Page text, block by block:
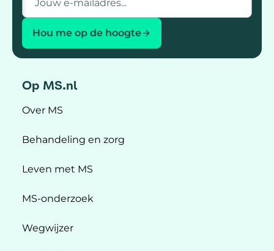
Hou me op de hoogte
Op MS.nl
Over MS
Behandeling en zorg
Leven met MS
MS-onderzoek
Wegwijzer